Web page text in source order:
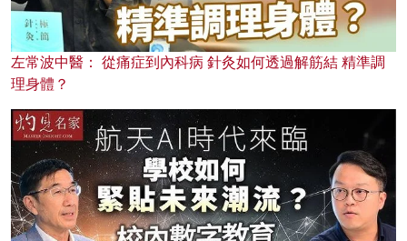
左常波中醫： 從痛症到內科病 針灸如何透過解筋結 精準調
理身體？